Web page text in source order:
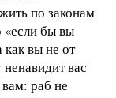
по законам
«если бы вы
вы не от
вас
раб не